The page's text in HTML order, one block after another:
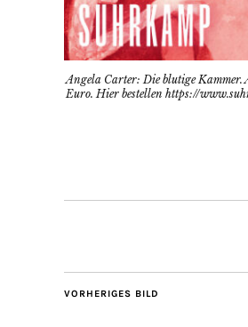
Angela Carter: Die blutige Kammer.
Euro. Hier bestellen https://
VORHERIGES BILD